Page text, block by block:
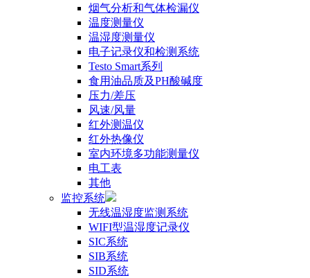
烟气分析和气体检漏仪
温度测量仪
温湿度测量仪
电子记录仪和检测系统
Testo Smart系列
食用油品质及PH酸碱度
压力/差压
风速/风量
红外测温仪
红外热像仪
室内环境多功能测量仪
电工表
其他
监控系统
无线温湿度监测系统
WIFI型温湿度记录仪
SIC系统
SIB系统
SID系统